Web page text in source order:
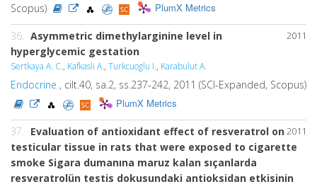
Scopus)
PlumX Metrics
2011
36. Asymmetric dimethylarginine level in
hyperglycemic gestation
Sertkaya A. C., Kafkasli A., Turkcuoglu I., Karabulut A.
Endocrine , cilt.40, sa.2, ss.237-242, 2011 (SCI-Expanded, Scopus)
PlumX Metrics
2011
37. Evaluation of antioxidant effect of resveratrol on
testicular tissue in rats that were exposed to cigarette
smoke Sigara dumanına maruz kalan sıçanlarda
resveratrolün testis dokusundaki antioksidan etkisinin